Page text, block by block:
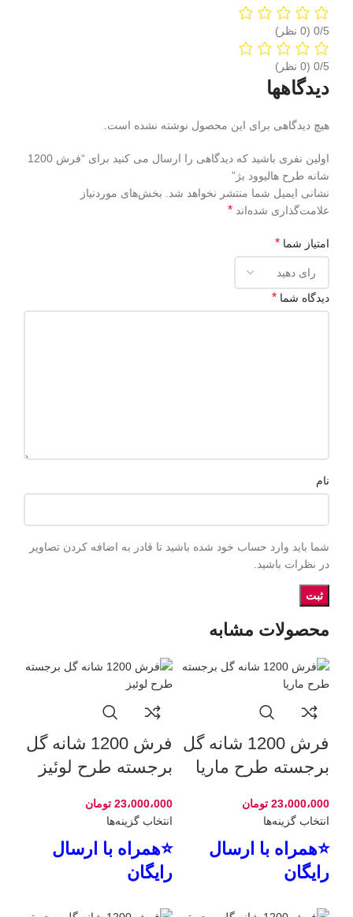
‫0/5
‫0/5
دیدگاهها
هیچ دیدگاهی برای این محصول نوشته نشده است.
اولین نفری باشید که دیدگاهی را ارسال می کنید برای “فرش 1200
شانه طرح هالیوود بژ”
نشانی ایمیل شما منتشر نخواهد شد.
بخش‌های موردنیاز
علامت‌گذاری شده‌اند *
امتیاز شما *
دیدگاه شما *
نام
شما باید وارد حساب خود شده باشید تا قادر به اضافه کردن تصاویر
در نظرات باشید.
محصولات مشابه
فرش 1200 شانه گل
برجسته طرح ماریا
23،000،000 تومان
انتخاب گزینه‌ها
⭐همراه با ارسال
رایگان
فرش 1200 شانه گل
برجسته طرح لوئیز
23،000،000 تومان
انتخاب گزینه‌ها
⭐همراه با ارسال
رایگان